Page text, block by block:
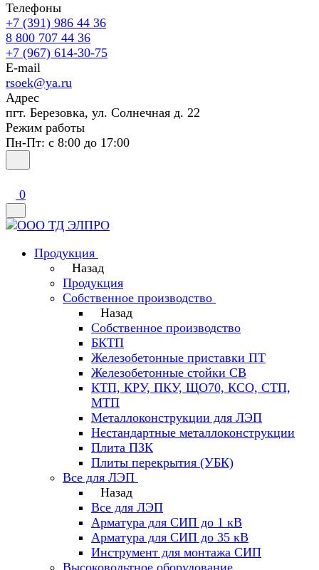
Телефоны
+7 (391) 986 44 36
8 800 707 44 36
+7 (967) 614-30-75
E-mail
rsoek@ya.ru
Адрес
пгт. Березовка, ул. Солнечная д. 22
Режим работы
Пн-Пт: с 8:00 до 17:00
0
Продукция
Назад
Продукция
Собственное производство
Назад
Собственное производство
БКТП
Железобетонные приставки ПТ
Железобетонные стойки СВ
КТП, КРУ, ПКУ, ЩО70, КСО, СТП,
МТП
Металлоконструкции для ЛЭП
Нестандартные металлоконструкции
Плита ПЗК
Плиты перекрытия (УБК)
Все для ЛЭП
Назад
Все для ЛЭП
Арматура для СИП до 1 кВ
Арматура для СИП до 35 кВ
Инструмент для монтажа СИП
Высоковольтное оборудование